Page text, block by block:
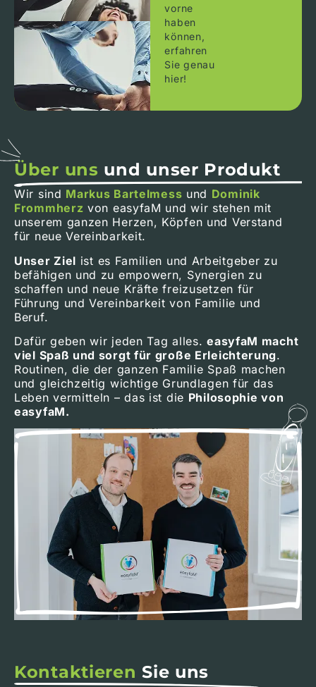
vorne
haben
können,
erfahren
Sie genau
hier!
Über uns und unser Produkt
Wir sind Markus Bartelmess und Dominik
Frommherz von easyfaM und wir stehen mit
unserem ganzen Herzen, Köpfen und Verstand
für neue Vereinbarkeit.
Unser Ziel ist es Familien und Arbeitgeber zu
befähigen und zu empowern, Synergien zu
schaffen und neue Kräfte freizusetzen für
Führung und Vereinbarkeit von Familie und
Beruf.
Dafür geben wir jeden Tag alles.easyfaM macht
viel Spaß und sorgt für große Erleichterung.
Routinen, die der ganzen Familie Spaß machen
und gleichzeitig wichtige Grundlagen für das
Leben vermitteln – das ist die Philosophie von
easyfaM.
Kontaktieren Sie uns